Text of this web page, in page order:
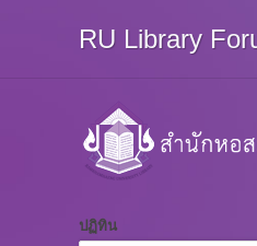
RU Library
ปฏิทิน